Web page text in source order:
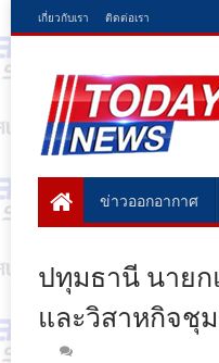
เกี่ยวกับเรา ติดต่อเรา
ข่าวออกอากาศ
ปทุมธานี นายก
และวิสาหกิจชุ